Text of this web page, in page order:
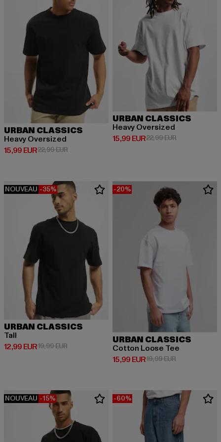
URBAN CLASSICS
Heavy Oversized
15,99 EUR
Prix courant: 15,99 EUR
22,99 EURPrix en promotion: 22,99 EUR
URBAN CLASSICS
Heavy Oversized
15,99 EUR
Prix courant: 15,99 EUR
22,99 EURPrix en
NOUVEAU -35%
URBAN CLASSICS
Tall
12,99 EUR
Prix courant: 12,99 EUR
19,99 EURPrix en promotion: 19,99 EUR
-20%
URBAN CLASSICS
Cotton Loose Tee
15,99 EUR
Prix courant: 15,99 EUR
19,99 EURPrix en
NOUVEAU -15% -60%